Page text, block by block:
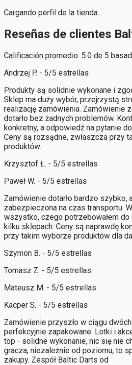
Cargando perfil de la tienda…
Reseñas de clientes
Calificación promedio: 5.0 de 5
Andrzej P. - 5/5 estrellas
Produkty są solidnie wykonane i
Sklep ma duży wybór, przejrzystą
realizację zamówienia. Zamówienie
dotarło bez żadnych problemów.
konkretny, a odpowiedź na pytanie
Ceny są rozsądne, zwłaszcza przy
produktów.
Krzysztof Ł. - 5/5 estrellas
Paweł W. - 5/5 estrellas
Zamówienie dotarło bardzo szybko,
zabezpieczona na czas transportu.
wszystko, czego potrzebowałem do
kilku sklepach. Ceny są naprawdę
przy takim wyborze produktów dla
Szymon B. - 5/5 estrellas
Tomasz Z. - 5/5 estrellas
Mateusz M. - 5/5 estrellas
Kacper S. - 5/5 estrellas
Zamówienie przyszło w ciągu
perfekcyjnie zapakowane. Lotki i
top - solidne wykonanie, nic się nie
gracza, niezależnie od poziomu, to
zakupy. Zespół Baltic Darts od